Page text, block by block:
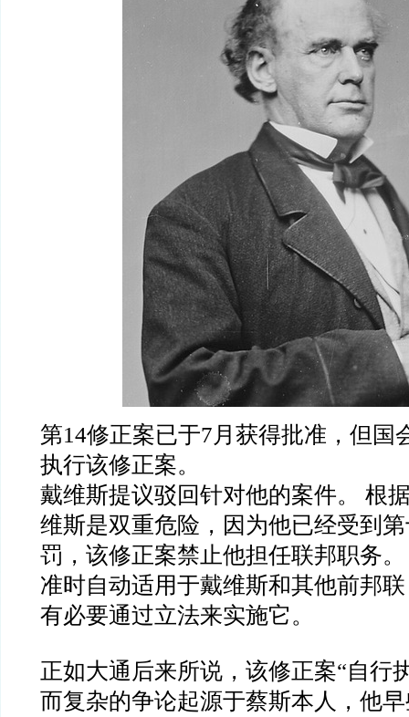
第14修正案已于7月获得批准，但国
执行该修正案。
戴维斯提议驳回针对他的案件。 根
维斯是双重危险，因为他已经受到
罚，该修正案禁止他担任联邦职务
准时自动适用于戴维斯和其他前邦
有必要通过立法来实施它。
正如大通后来所说，该修正案“自行
而复杂的争论起源于蔡斯本人，他